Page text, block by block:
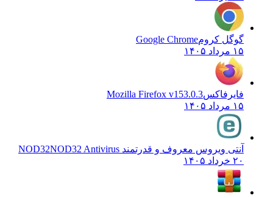
گوگل کرومGoogle Chrome
۱۵ مرداد ۱۴۰۵
فایرفاکسMozilla Firefox v153.0.3
۱۵ مرداد ۱۴۰۵
آنتی ویروس معروف و قدرتمند NOD32 NOD32 Antivirus
۲۰ خرداد ۱۴۰۵